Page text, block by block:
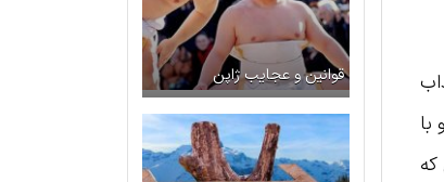
با
قوانین و عجایب ژاپن